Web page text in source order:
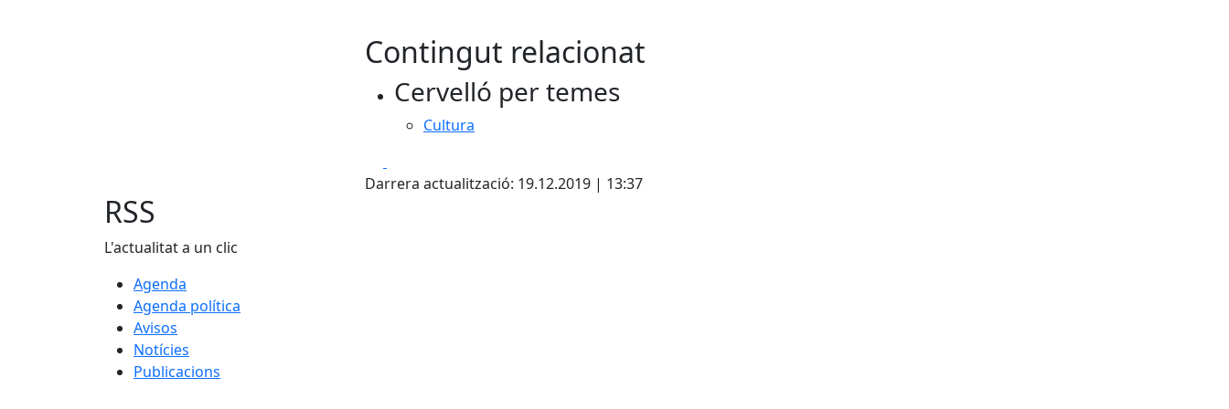
Contingut relacionat
Cervelló per temes
Cultura
Darrera actualització: 19.12.2019 | 13:37
RSS
L'actualitat a un clic
Agenda
Agenda política
Avisos
Notícies
Publicacions